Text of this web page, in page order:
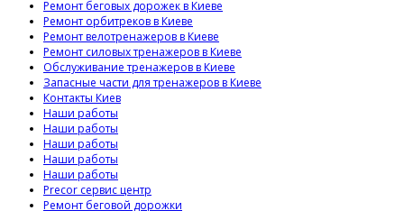
Ремонт беговых дорожек в Киеве
Ремонт орбитреков в Киеве
Ремонт велотренажеров в Киеве
Ремонт силовых тренажеров в Киеве
Обслуживание тренажеров в Киеве
Запасные части для тренажеров в Киеве
Контакты Киев
Наши работы
Наши работы
Наши работы
Наши работы
Наши работы
Precor сервис центр
Ремонт беговой дорожки